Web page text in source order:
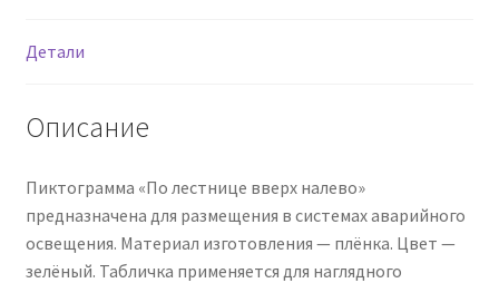
Детали
Описание
Пиктограмма «По лестнице вверх налево»
предназначена для размещения в системах аварийного
освещения. Материал изготовления — плёнка. Цвет —
зелёный. Табличка применяется для наглядного